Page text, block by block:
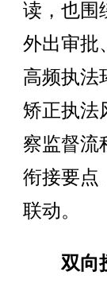
读，也围
外出审批
高频执法
矫正执法
察监督流
衔接要点
联动。
双向